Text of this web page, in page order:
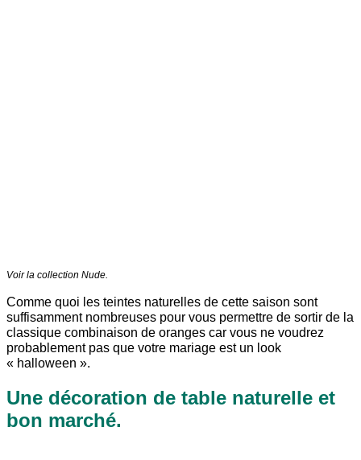
Voir la collection Nude.
Comme quoi les teintes naturelles de cette saison sont
suffisamment nombreuses pour vous permettre de sortir de la
classique combinaison de oranges car vous ne voudrez
probablement pas que votre mariage est un look
« halloween ».
Une décoration de table naturelle et
bon marché.